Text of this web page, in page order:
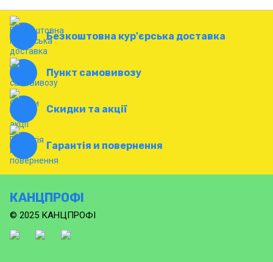
Безкоштовна кур'єрська доставка
Пункт самовивозу
Скидки та акції
Гарантія и повернення
КАНЦПРОФІ
© 2025 КАНЦПРОФІ